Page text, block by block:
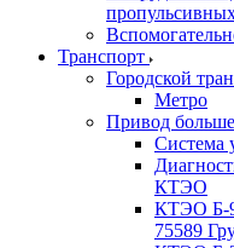
Транспорт
Городской
Метро
Привод
Система
КТЭО
КТЭО Б-
75589